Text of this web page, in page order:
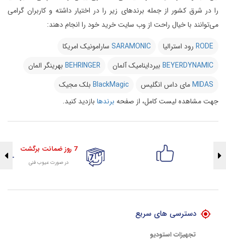
را در شرق کشور از جمله برندهای زیر را در اختیار داشته و کاربران گرامی
می‌توانند با خیال راحت از وب سایت خرید خود را انجام دهند:
RODE رود استرالیا SARAMONIC سارامونیک امریکا
BEYERDYNAMIC بیرداینامیک آلمان BEHRINGER بهرینگر المان
MIDASمای داس انگلیس BlackMagic بلک مجیک
جهت مشاهده لیست کامل، از صفحه برندها بازدید کنید.
7 روز ضمانت برگشت
در صورت عیوب فنی
دسترسی های سریع
تجهیزات استودیو